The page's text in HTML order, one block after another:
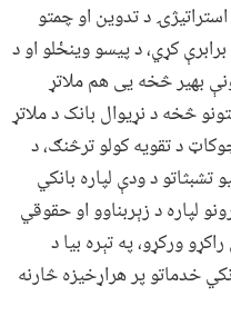
د تدوین او چمتو
کړي، د پیسو وینځلو او د
بهیر څخه یی هم ملاتړ
څخه د نړیوال بانک د ملاتړ
د تقویه کولو ترڅنګ، د
د ودې لپاره بانکي
لپاره د زېربناوو او حقوقي
ورکړو، په تېره بیا د
خدماتو پر هراړخیزه څارنه